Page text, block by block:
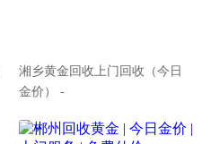
湘乡黄金回收上门回收（今日
金价） -